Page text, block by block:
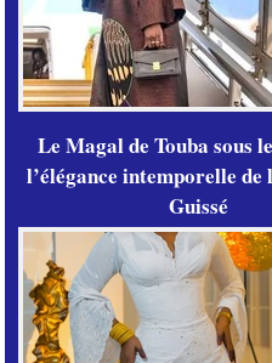
Le Magal de Touba sous
l’élégance intemporelle
Guissé